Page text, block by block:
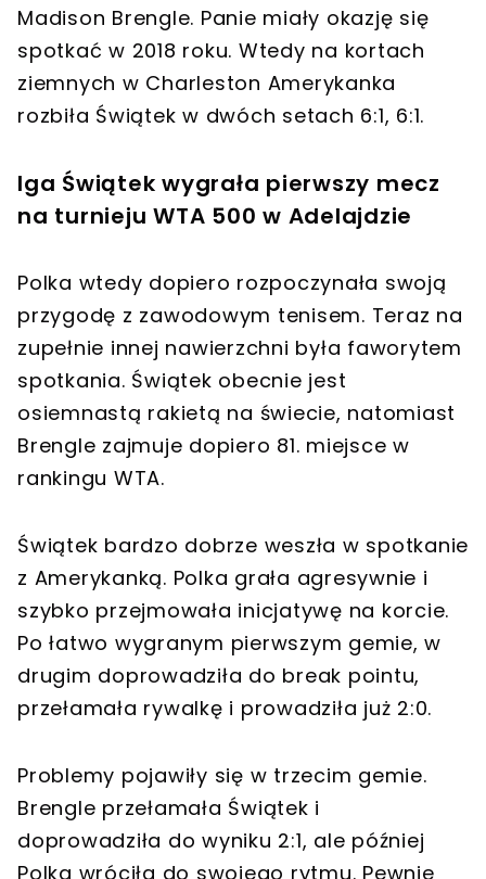
Madison Brengle. Panie miały okazję się
spotkać w 2018 roku. Wtedy na kortach
ziemnych w Charleston Amerykanka
rozbiła Świątek w dwóch setach 6:1, 6:1.
Iga Świątek wygrała pierwszy mecz
na turnieju WTA 500 w Adelajdzie
Polka wtedy dopiero rozpoczynała swoją
przygodę z zawodowym tenisem. Teraz na
zupełnie innej nawierzchni była faworytem
spotkania. Świątek obecnie jest
osiemnastą rakietą na świecie, natomiast
Brengle zajmuje dopiero 81. miejsce w
rankingu WTA.
Świątek bardzo dobrze weszła w spotkanie
z Amerykanką. Polka grała agresywnie i
szybko przejmowała inicjatywę na korcie.
Po łatwo wygranym pierwszym gemie, w
drugim doprowadziła do break pointu,
przełamała rywalkę i prowadziła już 2:0.
Problemy pojawiły się w trzecim gemie.
Brengle przełamała Świątek i
doprowadziła do wyniku 2:1, ale później
Polka wróciła do swojego rytmu. Pewnie